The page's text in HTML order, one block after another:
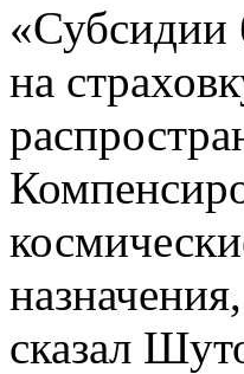
«Субсидии
на
сказал